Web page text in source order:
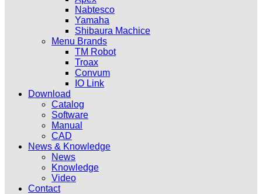
Nabtesco
Yamaha
Shibaura Machice
Menu Brands
TM Robot
Troax
Convum
IO Link
Download
Catalog
Software
Manual
CAD
News & Knowledge
News
Knowledge
Video
Contact